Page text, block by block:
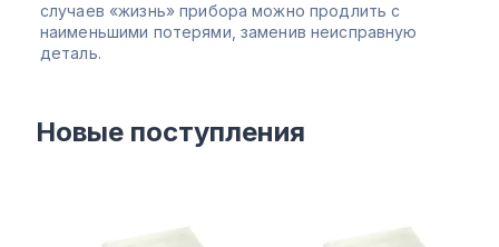
случаев «жизнь» прибора можно продлить с
наименьшими потерями, заменив неисправную
деталь.
Новые поступления